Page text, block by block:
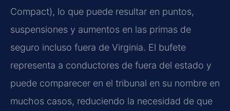
Compact), lo que puede resultar en puntos,
suspensiones y aumentos en las primas de
seguro incluso fuera de Virginia. El bufete
representa a conductores de fuera del estado y
puede comparecer en el tribunal en su nombre en
muchos casos, reduciendo la necesidad de que